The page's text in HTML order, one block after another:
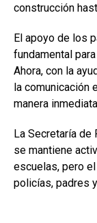
construcción
El apoyo de los
fundamental
Ahora, con la
la comunicación
manera
La Secretaría de
se mantiene
escuelas, pero
policías, padres